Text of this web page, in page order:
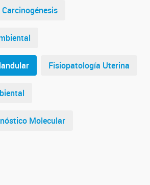
Fisiopatología Uterina
Molecular